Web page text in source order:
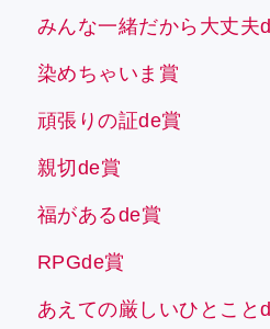
みんな一緒だから大丈夫
染めちゃいま賞
頑張りの証de賞
親切de賞
福があるde賞
RPGde賞
あえての厳しいひとこと